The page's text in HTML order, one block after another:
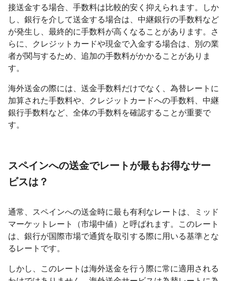
接送金する場合、手数料は比較的安く抑えられます。しか
し、銀行を介して送金する場合は、中継銀行の手数料など
が発生し、最終的に手数料が高くなることがあります。さ
らに、クレジットカードや現金で入金する場合は、別の業
者が関与するため、追加の手数料がかかることがありま
す。
海外送金の際には、送金手数料だけでなく、為替レートに
加算された手数料や、クレジットカードへの手数料、中継
銀行手数料など、全体の手数料を確認することが重要で
す。
スペインへの送金でレートが最もお得なサー
ビスは？
通常、スペインへの送金時に最も有利なレートは、ミッド
マーケットレート（市場中値）と呼ばれます。このレート
は、銀行が国際市場で通貨を取引する際に用いる基準とな
るレートです。
しかし、このレートは海外送金を行う際に常に適用される